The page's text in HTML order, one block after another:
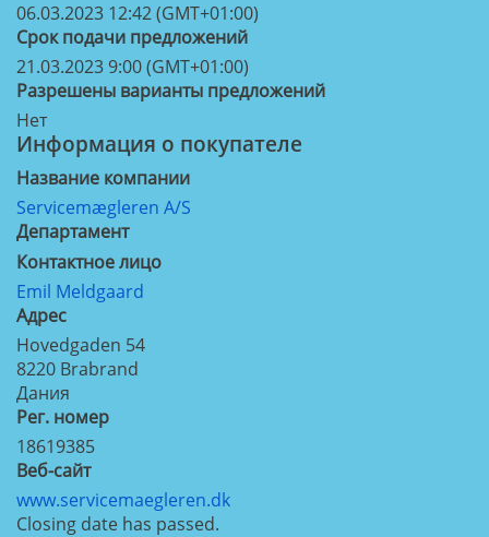
06.03.2023 12:42 (GMT+01:00)
Срок подачи предложений
21.03.2023 9:00 (GMT+01:00)
Разрешены варианты предложений
Нет
Информация о покупателе
Название компании
Servicemægleren A/S
Департамент
Контактное лицо
Emil Meldgaard
Aдрес
Hovedgaden 54
8220 Brabrand
Дания
Рег. номер
18619385
Веб-сайт
www.servicemaegleren.dk
Closing date has passed.